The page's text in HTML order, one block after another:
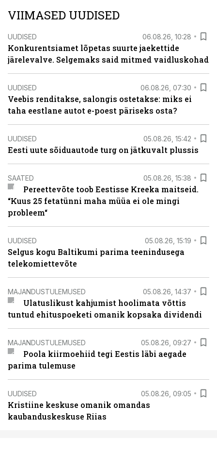
VIIMASED UUDISED
UUDISED 06.08.26, 10:28
Konkurentsiamet lõpetas suurte jaekettide
järelevalve. Selgemaks said mitmed vaidluskohad
UUDISED 06.08.26, 07:30
Veebis renditakse, salongis ostetakse: miks ei
taha eestlane autot e-poest päriseks osta?
UUDISED 05.08.26, 15:42
Eesti uute sõiduautode turg on jätkuvalt plussis
SAATED 05.08.26, 15:38
Pereettevõte toob Eestisse Kreeka maitseid.
“Kuus 25 fetatünni maha müüa ei ole mingi
probleem“
UUDISED 05.08.26, 15:19
Selgus kogu Baltikumi parima teenindusega
telekomiettevõte
MAJANDUSTULEMUSED 05.08.26, 14:37
Ulatuslikust kahjumist hoolimata võttis
tuntud ehituspoeketi omanik kopsaka dividendi
MAJANDUSTULEMUSED 05.08.26, 09:27
Poola kiirmoehiid tegi Eestis läbi aegade
parima tulemuse
UUDISED 05.08.26, 09:05
Kristiine keskuse omanik omandas
kaubanduskeskuse Riias